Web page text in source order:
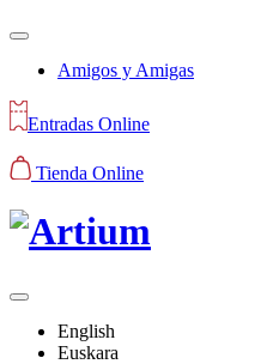
Amigos y Amigas
Entradas Online
Tienda Online
English
Euskara